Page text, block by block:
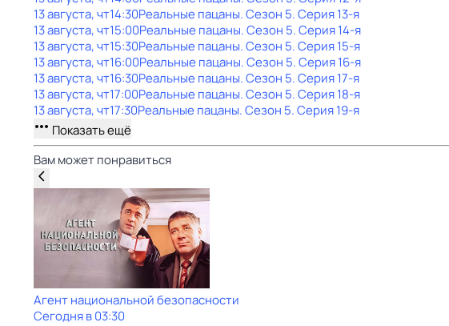
13 августа, чт14:30Реальные пацаны. Сезон 5. Серия 13-я
13 августа, чт15:00Реальные пацаны. Сезон 5. Серия 14-я
13 августа, чт15:30Реальные пацаны. Сезон 5. Серия 15-я
13 августа, чт16:00Реальные пацаны. Сезон 5. Серия 16-я
13 августа, чт16:30Реальные пацаны. Сезон 5. Серия 17-я
13 августа, чт17:00Реальные пацаны. Сезон 5. Серия 18-я
13 августа, чт17:30Реальные пацаны. Сезон 5. Серия 19-я
Показать ещё
Вам может понравиться
Агент национальной безопасности
Сегодня в 03:30